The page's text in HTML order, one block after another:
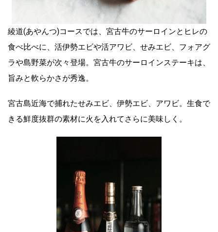
綾道(あやんつ)コースでは、宮古牛のサーロインとヒレの
食べ比べに、活伊勢エビや活アワビ、せみエビ、フォアグ
ラや島野菜が次々登場。宮古牛のサーロインステーキは、
旨みと軟らかさが秀逸。
宮古島近海で捕れたせみエビ、伊勢エビ、アワビ。生食で
きる鮮度抜群の素材に火を入れてさらに美味しく。